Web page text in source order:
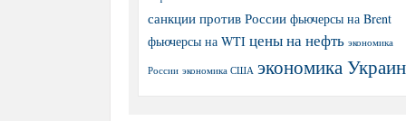
санкции против России фьючерсы на Brent
фьючерсы на WTI цены на нефть экономика
России экономика США экономика